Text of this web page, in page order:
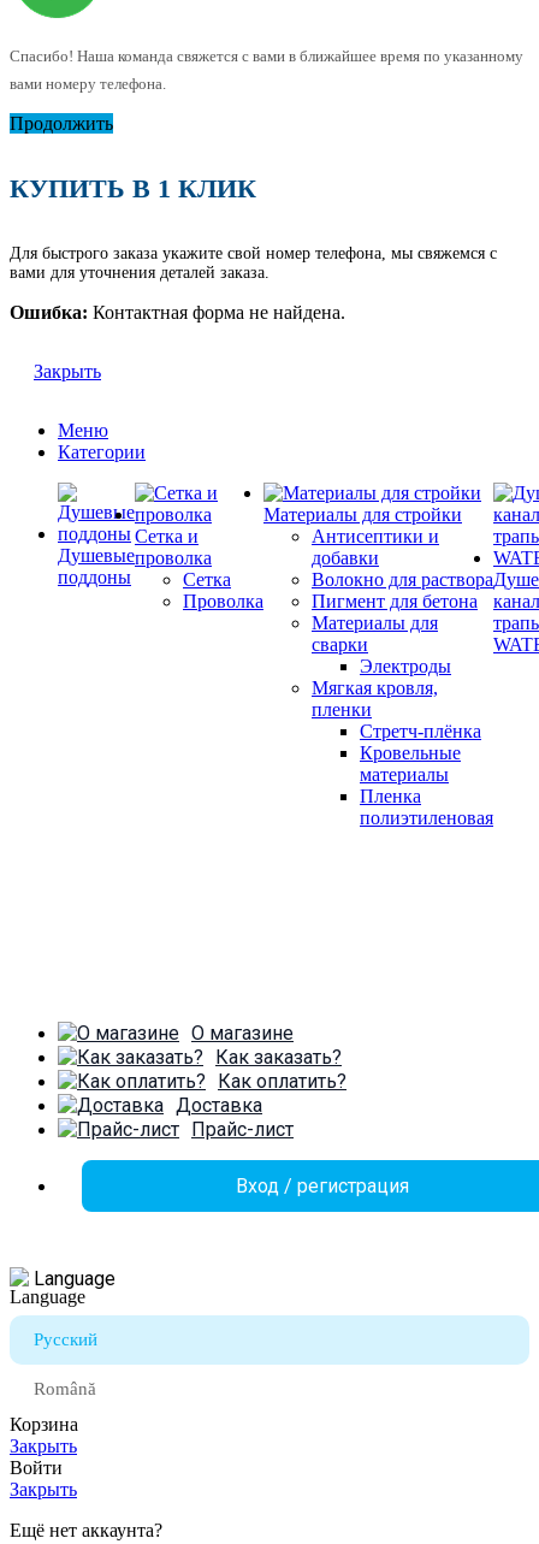
Спасибо! Наша команда свяжется с вами в ближайшее время по указанному
вами номеру телефона.
Продолжить
КУПИТЬ В 1 КЛИК
Для быстрого заказа укажите свой номер телефона, мы свяжемся с
вами для уточнения деталей заказа.
Ошибка: Контактная форма не найдена.
Закрыть
Меню
Категории
Душевые
поддоны
Сетка и
проволка
Сетка
Проволка
Материалы для стройки
Антисептики и
добавки
Волокно для раствора
Пигмент для бетона
Материалы для
сварки
Электроды
Мягкая кровля,
пленки
Стретч-плёнка
Кровельные
материалы
Пленка
полиэтиленовая
О магазине
Как заказать?
Как оплатить?
Доставка
Прайс-лист
Вход / регистрация
Language
Русский
Română
Корзина
Закрыть
Войти
Закрыть
Ещё нет аккаунта?